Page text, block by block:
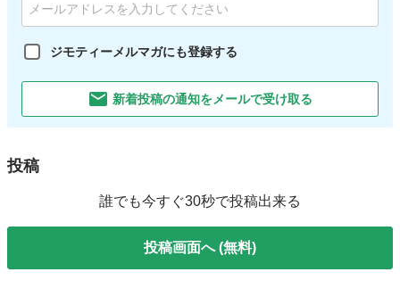
ジモティーメルマガにも登録する
新着投稿の通知をメールで受け取る
投稿
誰でも今すぐ30秒で投稿出来る
投稿画面へ (無料)